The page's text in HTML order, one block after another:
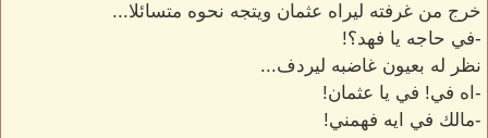
خرج من غرفته ليراه عثمان ويتجه نحوه متسائلا...
-في حاجه يا فهد؟!
نظر له بعيون غاضبه ليردف...
-اه في! في يا عثمان!
-مالك في ايه فهمني!